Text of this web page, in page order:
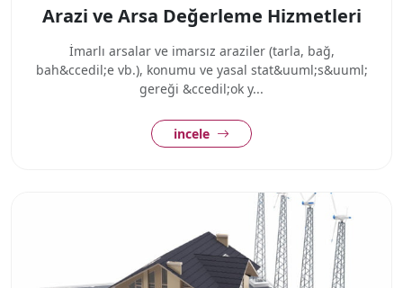
Arazi ve Arsa Değerleme Hizmetleri
İmarlı arsalar ve imarsız araziler (tarla, bağ,
bah&ccedil;e vb.), konumu ve yasal stat&uuml;s&uuml;
gereği &ccedil;ok y...
incele